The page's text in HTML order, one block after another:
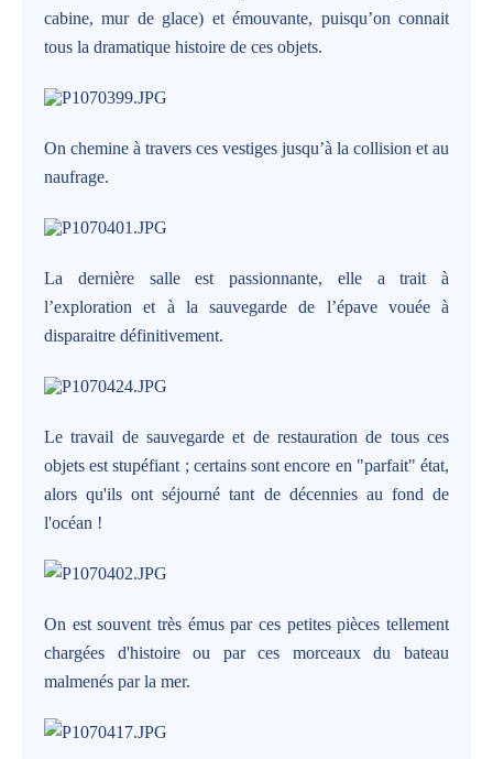
cabine, mur de glace) et émouvante, puisqu’on connait
tous la dramatique histoire de ces objets.
On chemine à travers ces vestiges jusqu’à la collision et au
naufrage.
La dernière salle est passionnante, elle a trait à
l’exploration et à la sauvegarde de l’épave vouée à
disparaitre définitivement.
Le travail de sauvegarde et de restauration de tous ces
objets est stupéfiant ; certains sont encore en "parfait" état,
alors qu'ils ont séjourné tant de décennies au fond de
l'océan !
On est souvent très émus par ces petites pièces tellement
chargées d'histoire ou par ces morceaux du bateau
malmenés par la mer.